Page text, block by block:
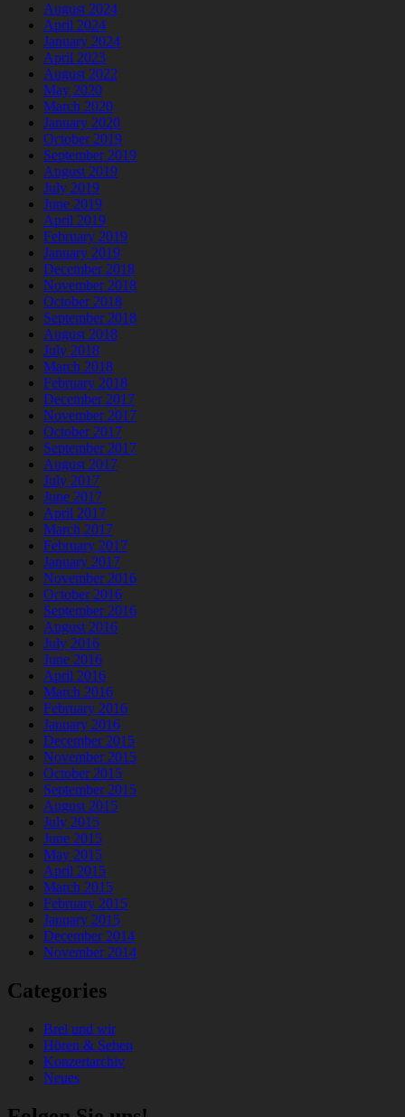
August 2024
April 2024
January 2024
April 2023
August 2022
May 2020
March 2020
January 2020
October 2019
September 2019
August 2019
July 2019
June 2019
April 2019
February 2019
January 2019
December 2018
November 2018
October 2018
September 2018
August 2018
July 2018
March 2018
February 2018
December 2017
November 2017
October 2017
September 2017
August 2017
July 2017
June 2017
April 2017
March 2017
February 2017
January 2017
November 2016
October 2016
September 2016
August 2016
July 2016
June 2016
April 2016
March 2016
February 2016
January 2016
December 2015
November 2015
October 2015
September 2015
August 2015
July 2015
June 2015
May 2015
April 2015
March 2015
February 2015
January 2015
December 2014
November 2014
Categories
Brel und wir
Hören & Sehen
Konzertarchiv
Neues